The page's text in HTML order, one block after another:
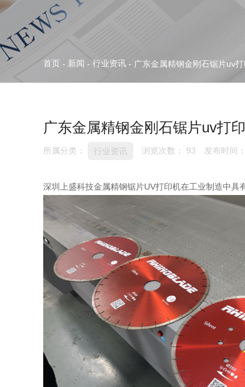
首页 - 新闻 - 行业资讯 - 广东金属精钢金刚石锯片uv
广东金属精钢金刚石锯片uv打
所属分类： 行业资讯 浏览次数： 93 发布时间
深圳上盛科技金属精钢锯片UV打印机在工业制造中具